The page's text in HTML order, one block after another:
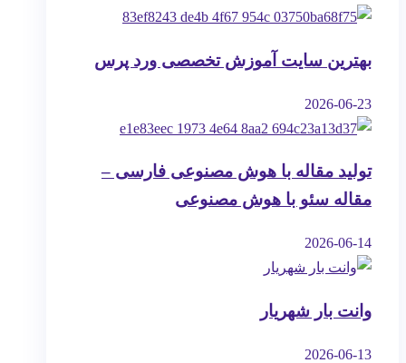
بهترین سایت آموزش تخصصی ورد پرس
2026-06-23
تولید مقاله با هوش مصنوعی فارسی –
مقاله سئو با هوش مصنوعی
2026-06-14
وانت بار شهریار
2026-06-13